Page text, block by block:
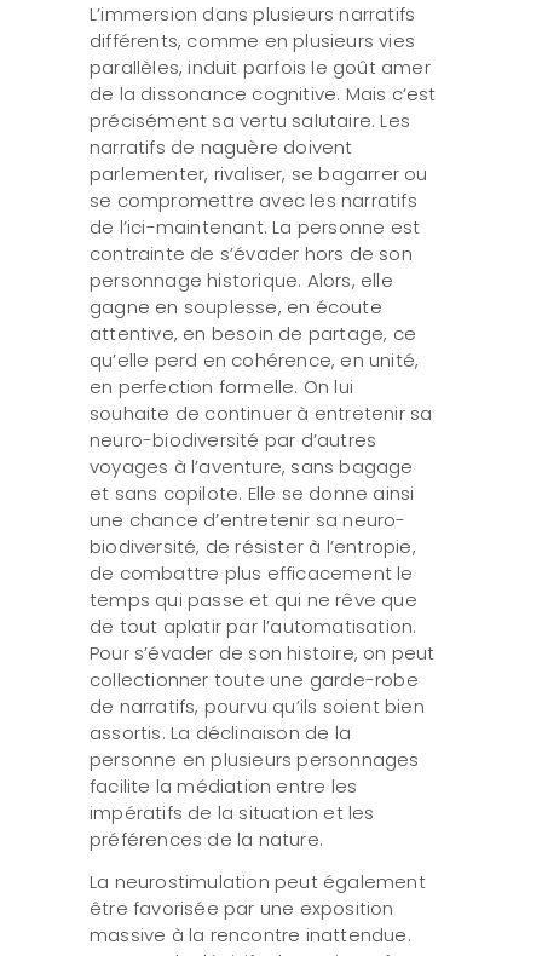
L’immersion dans plusieurs narratifs
différents, comme en plusieurs vies
parallèles, induit parfois le goût amer
de la dissonance cognitive. Mais c’est
précisément sa vertu salutaire. Les
narratifs de naguère doivent
parlementer, rivaliser, se bagarrer ou
se compromettre avec les narratifs
de l’ici-maintenant. La personne est
contrainte de s’évader hors de son
personnage historique. Alors, elle
gagne en souplesse, en écoute
attentive, en besoin de partage, ce
qu’elle perd en cohérence, en unité,
en perfection formelle. On lui
souhaite de continuer à entretenir sa
neuro-biodiversité par d’autres
voyages à l’aventure, sans bagage
et sans copilote. Elle se donne ainsi
une chance d’entretenir sa neuro-
biodiversité, de résister à l’entropie,
de combattre plus efficacement le
temps qui passe et qui ne rêve que
de tout aplatir par l’automatisation.
Pour s’évader de son histoire, on peut
collectionner toute une garde-robe
de narratifs, pourvu qu’ils soient bien
assortis. La déclinaison de la
personne en plusieurs personnages
facilite la médiation entre les
impératifs de la situation et les
préférences de la nature.
La neurostimulation peut également
être favorisée par une exposition
massive à la rencontre inattendue.